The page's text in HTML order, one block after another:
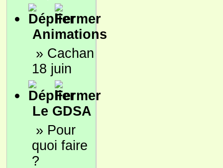
Animations
» Cachan
18 juin
Le GDSA
» Pour
quoi faire
?